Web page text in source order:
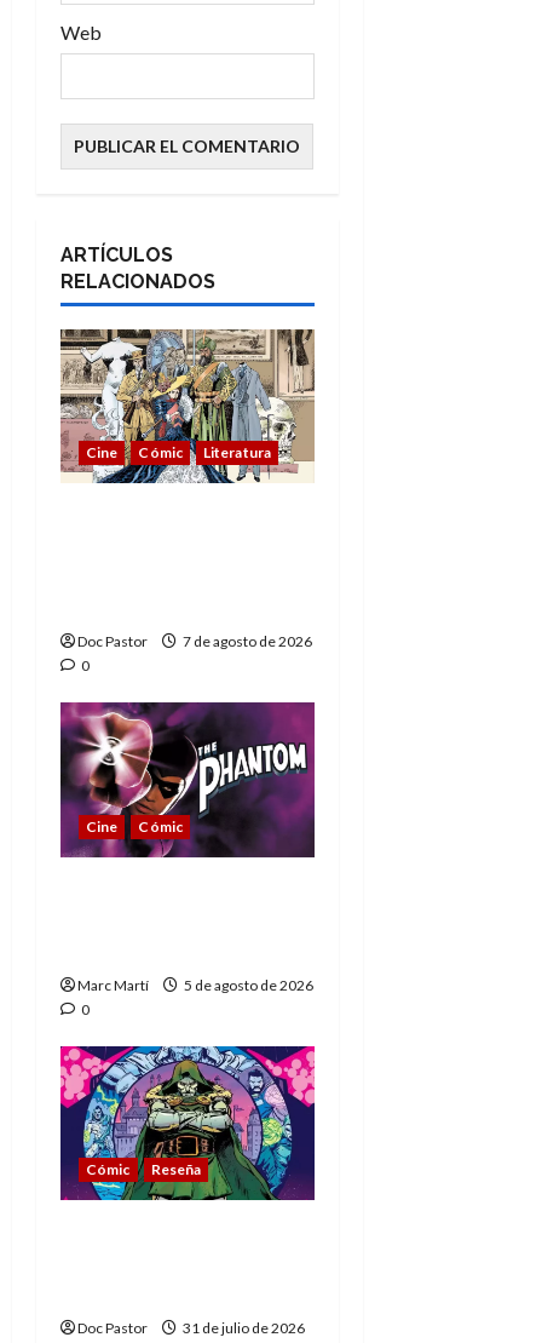
s
Web
ARTÍCULOS
RELACIONADOS
Cine Cómic Literatura
Doc Pastor
7 de agosto de 2026
0
Cine Cómic
Marc Martí
5 de agosto de 2026
0
Cómic Reseña
Doc Pastor
31 de julio de 2026